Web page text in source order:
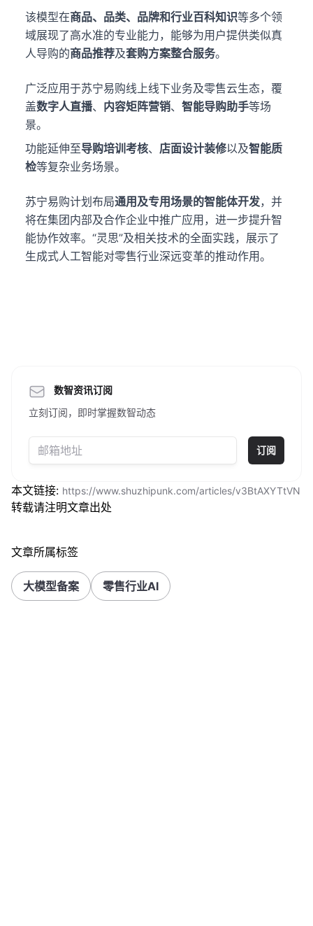
该模型在商品、品类、品牌和行业百科知识等多个领
域展现了高水准的专业能力，能够为用户提供类似真
人导购的商品推荐及套购方案整合服务。
广泛应用于苏宁易购线上线下业务及零售云生态，覆
盖数字人直播、 内容矩阵营销、 智能导购助手等场
景。
功能延伸至导购培训考核、 店面设计装修以及智能质
检等复杂业务场景。
苏宁易购计划布局通用及专用场景的智能体开发，并
将在集团内部及合作企业中推广应用，进一步提升智
能协作效率。“灵思”及相关技术的全面实践，展示了
生成式人工智能对零售行业深远变革的推动作用。
数智资讯订阅
立刻订阅，即时掌握数智动态
订阅
本文链接: https://www.shuzhipunk.com/articles/v3BtAXYTtVN
转载请注明文章出处
文章所属标签
大模型备案 零售行业AI